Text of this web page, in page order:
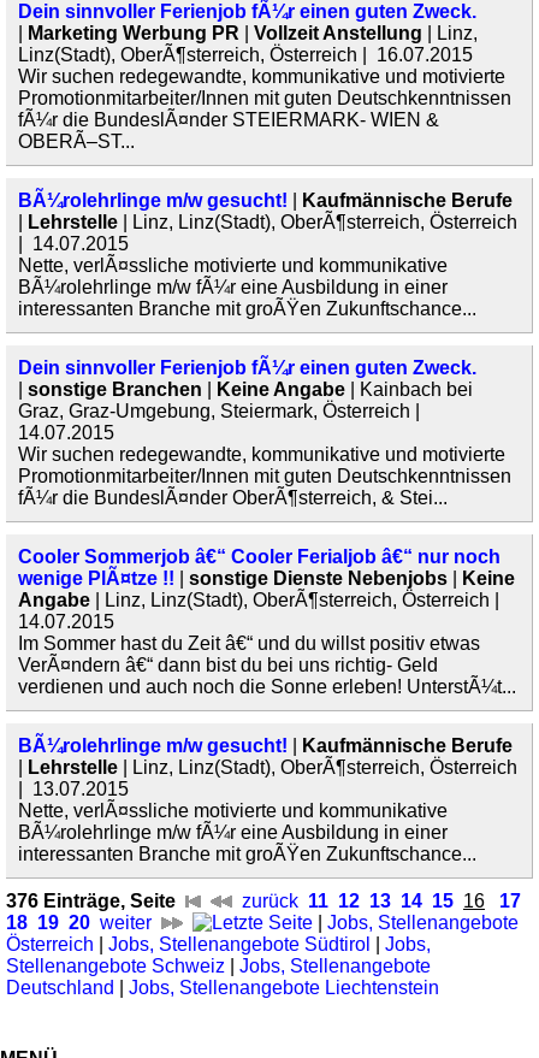
Dein sinnvoller Ferienjob fÃ¼r einen guten Zweck.
Marketing Werbung PR Vollzeit Anstellung | Linz,
Linz(Stadt), OberÃ¶sterreich, Österreich | 16.07.2015
Wir suchen redegewandte, kommunikative und motivierte
Promotionmitarbeiter/Innen mit guten Deutschkenntnissen
fÃ¼r die BundeslÃ¤nder STEIERMARK- WIEN &
OBERÃ–ST...
BÃ¼rolehrlinge m/w gesucht!
Kaufmännische Berufe
Lehrstelle | Linz, Linz(Stadt), OberÃ¶sterreich, Österreich
| 14.07.2015
Nette, verlÃ¤ssliche motivierte und kommunikative
BÃ¼rolehrlinge m/w fÃ¼r eine Ausbildung in einer
interessanten Branche mit groÃŸen Zukunftschance...
Dein sinnvoller Ferienjob fÃ¼r einen guten Zweck.
sonstige Branchen Keine Angabe | Kainbach bei
Graz, Graz-Umgebung, Steiermark, Österreich |
14.07.2015
Wir suchen redegewandte, kommunikative und motivierte
Promotionmitarbeiter/Innen mit guten Deutschkenntnissen
fÃ¼r die BundeslÃ¤nder OberÃ¶sterreich, & Stei...
Cooler Sommerjob â€“ Cooler Ferialjob â€“ nur noch
wenige PlÃ¤tze !!
sonstige Dienste Nebenjobs
Keine
Angabe | Linz, Linz(Stadt), OberÃ¶sterreich, Österreich |
14.07.2015
Im Sommer hast du Zeit â€“ und du willst positiv etwas
VerÃ¤ndern â€“ dann bist du bei uns richtig- Geld
verdienen und auch noch die Sonne erleben! UnterstÃ¼t...
BÃ¼rolehrlinge m/w gesucht!
Kaufmännische Berufe
Lehrstelle | Linz, Linz(Stadt), OberÃ¶sterreich, Österreich
| 13.07.2015
Nette, verlÃ¤ssliche motivierte und kommunikative
BÃ¼rolehrlinge m/w fÃ¼r eine Ausbildung in einer
interessanten Branche mit groÃŸen Zukunftschance...
376 Einträge, Seite zurück 11 12 13 14 15 16
17
18 19 20 weiter
Jobs, Stellenangebote
Österreich
Jobs, Stellenangebote Südtirol
Jobs,
Stellenangebote Schweiz
Jobs, Stellenangebote
Deutschland
Jobs, Stellenangebote Liechtenstein